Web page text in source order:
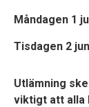
Måndagen 1
Tisdagen 2
Utlämning
viktigt att alla